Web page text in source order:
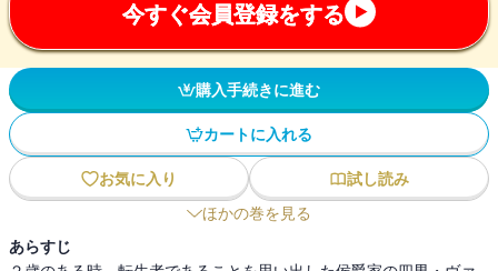
今すぐ会員登録をする
購入手続きに進む
カートに入れる
お気に入り
試し読み
ほかの巻を見る
あらすじ